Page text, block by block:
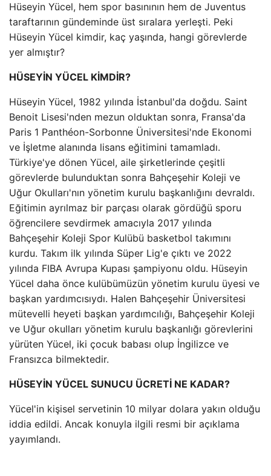
Hüseyin Yücel, hem spor basınının hem de Juventus
taraftarının gündeminde üst sıralara yerleşti. Peki
Hüseyin Yücel kimdir, kaç yaşında, hangi görevlerde
yer almıştır?
HÜSEYİN YÜCEL KİMDİR?
Hüseyin Yücel, 1982 yılında İstanbul'da doğdu. Saint
Benoit Lisesi'nden mezun olduktan sonra, Fransa'da
Paris 1 Panthéon-Sorbonne Üniversitesi'nde Ekonomi
ve İşletme alanında lisans eğitimini tamamladı.
Türkiye'ye dönen Yücel, aile şirketlerinde çeşitli
görevlerde bulunduktan sonra Bahçeşehir Koleji ve
Uğur Okulları'nın yönetim kurulu başkanlığını devraldı.
Eğitimin ayrılmaz bir parçası olarak gördüğü sporu
öğrencilere sevdirmek amacıyla 2017 yılında
Bahçeşehir Koleji Spor Kulübü basketbol takımını
kurdu. Takım ilk yılında Süper Lig'e çıktı ve 2022
yılında FIBA ​​Avrupa Kupası şampiyonu oldu. Hüseyin
Yücel daha önce kulübümüzün yönetim kurulu üyesi ve
başkan yardımcısıydı. Halen Bahçeşehir Üniversitesi
mütevelli heyeti başkan yardımcılığı, Bahçeşehir Koleji
ve Uğur okulları yönetim kurulu başkanlığı görevlerini
yürüten Yücel, iki çocuk babası olup İngilizce ve
Fransızca bilmektedir.
HÜSEYİN YÜCEL SUNUCU ÜCRETİ NE KADAR?
Yücel'in kişisel servetinin 10 milyar dolara yakın olduğu
iddia edildi. Ancak konuyla ilgili resmi bir açıklama
yayımlandı.